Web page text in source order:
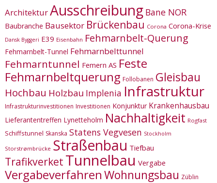
ArchitekturAusschreibung Bane NOR
Baubranche Bausektor Brückenbau Corona Corona-Krise
Dansk Byggeri E39 Eisenbahn Fehmarnbelt-Querung
Fehmarnbelt-Tunnel Fehmarnbelttunnel
Fehmarntunnel Femern AS Feste
Fehmarnbeltquerung Follobanen Gleisbau
Hochbau Holzbau Implenia Infrastruktur
Infrastrukturinvestitionen Investitionen Konjunktur Krankenhausbau
Lieferantentreffen Lynetteholm Nachhaltigkeit Rogfast
Schiffstunnel Skanska Statens Vegvesen Stockholm
Storstrømbrücke Straßenbau Tiefbau
Trafikverket Tunnelbau Vergabe
VergabeverfahrenWohnungsbau Züblin